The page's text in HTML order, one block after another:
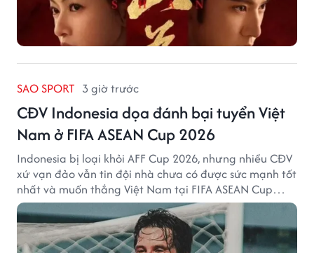
SAO SPORT 3 giờ trước
CĐV Indonesia dọa đánh bại tuyển Việt
Nam ở FIFA ASEAN Cup 2026
Indonesia bị loại khỏi AFF Cup 2026, nhưng nhiều CĐV
xứ vạn đảo vẫn tin đội nhà chưa có được sức mạnh tốt
nhất và muốn thắng Việt Nam tại FIFA ASEAN Cup
2026.